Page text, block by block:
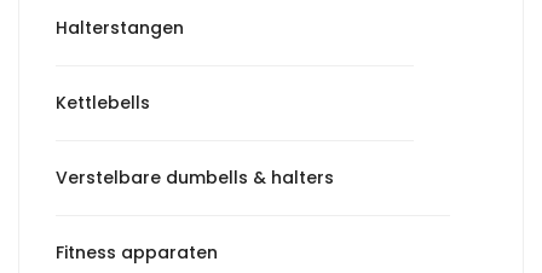
Halterstangen
Kettlebells
Verstelbare dumbells & halters
Fitness apparaten